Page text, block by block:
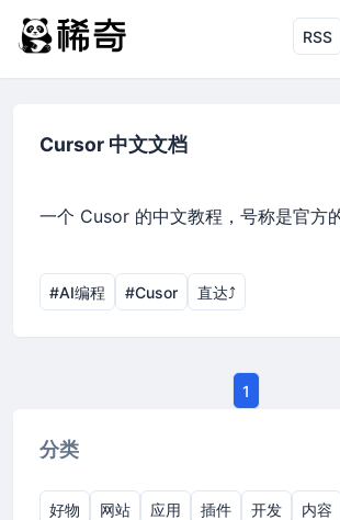
RSS
分类
好物 网站 应用 插件 开发 内容
Cursor 中文文档
一个 Cusor 的中文教程，号称是官方
#AI编程 #Cusor 直达⤴︎
1